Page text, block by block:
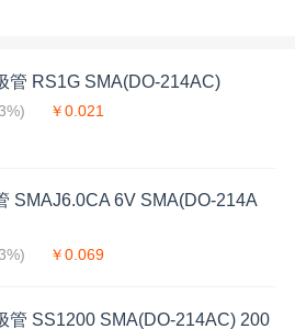
管 RS1G SMA(DO-214AC)
￥0.021
SMAJ6.0CA 6V SMA(DO-214A
￥0.069
管 SS1200 SMA(DO-214AC) 200